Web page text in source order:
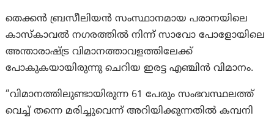
തെക്കൻ ബ്രസീലിയൻ സംസ്ഥാനമായ പരാനയിലെ
കാസ്‌കാവൽ നഗരത്തിൽ നിന്ന് സാവോ പോളോയിലെ
അന്താരാഷ്ട്ര വിമാനത്താവളത്തിലേക്ക്
പോകുകയായിരുന്നു ചെറിയ ഇരട്ട എഞ്ചിൻ വിമാനം.
“വിമാനത്തിലുണ്ടായിരുന്ന 61 പേരും സംഭവസ്ഥലത്ത്
വെച്ച് തന്നെ മരിച്ചുവെന്ന് അറിയിക്കുന്നതിൽ കമ്പനി